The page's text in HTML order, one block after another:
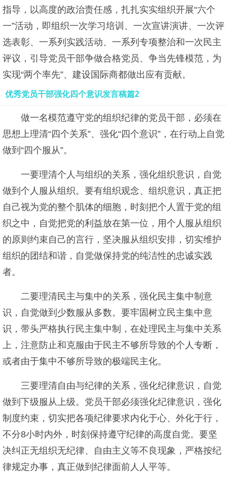
指导，以高度的政治责任感，扎扎实实组织开展“六个
一”活动，即组织一次学习培训、一次宣讲演讲、一次评
选表彰、一系列实践活动、一系列专项整治和一次民主
评议，引导党员干部争做合格党员、争当先锋模范，为
实现“两个率先”、建设国际商都做出应有贡献。
优秀党员干部强化四个意识发言稿篇2
做一名模范遵守党的组织纪律的党员干部，必须在
思想上理清“四个关系”、强化“四个意识”，在行动上自觉
做到“四个服从”。
一要理清个人与组织的关系，强化组织意识，自觉
做到个人服从组织。要有组织观念、组织意识，真正把
自己视为党的整个肌体的细胞，时刻把个人置于党的组
织之中，自觉把党的利益放在第一位，用个人服从组织
的原则约束自己的言行，坚决服从组织安排，切实维护
组织的团结和谐，自觉做保持党的纯洁性的忠诚实践
者。
二要理清民主与集中的关系，强化民主集中制意
识，自觉做到少数服从多数。要牢固树立民主集中意
识，带头严格执行民主集中制，在处理民主与集中关系
上，注意防止和克服由于民主不够所导致的个人专断，
或者由于集中不够所导致的极端民主化。
三要理清自由与纪律的关系，强化纪律意识，自觉
做到下级服从上级。党员干部必须强化纪律意识，强化
制度约束，切实把各项纪律要求内化于心、外化于行，
不分8小时内外，时刻保持遵守纪律的高度自觉。要坚
决纠正无组织无纪律、自由主义等不良现象，严格按纪
律规定办事，真正做到纪律面前人人平等。